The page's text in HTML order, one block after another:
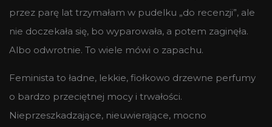
przez parę lat trzymałam w pudelku „do recenzji”, ale
nie doczekała się, bo wyparowała, a potem zaginęła.
Albo odwrotnie. To wiele mówi o zapachu.
Feminista to ładne, lekkie, fiołkowo drzewne perfumy
o bardzo przeciętnej mocy i trwałości.
Nieprzeszkadzające, nieuwierające, mocno